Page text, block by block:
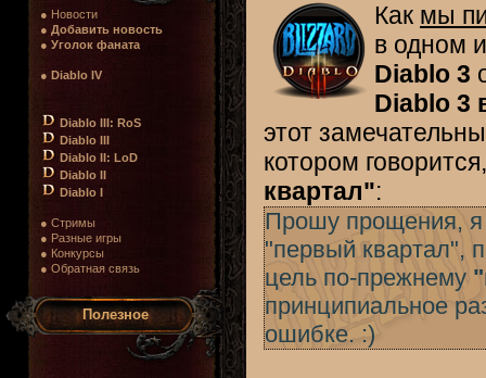
● Новости
● Добавить новость
● Уголок фаната
● Diablo IV
Diablo III: RoS
Diablo III
Diablo II: LoD
Diablo II
Diablo I
● Стримы
● Разные игры
● Конкурсы
● Обратная связь
Полезное
Как мы
в одном
Diablo 3
Diablo 3
этот
котором
квартал":
Прошу прощения, я
"первый квартал",
цель по-прежнему
принципиальное
ошибке. :)